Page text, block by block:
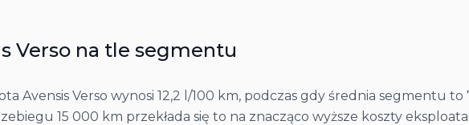
Verso na tle segmentu
Avensis Verso wynosi 12,2 l/100 km, podczas gdy średnia segmentu
15 000 km przekłada się to na znacząco wyższe koszty